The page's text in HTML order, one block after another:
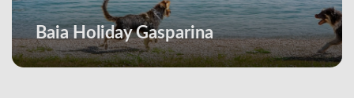
Baia Holiday Gasparina